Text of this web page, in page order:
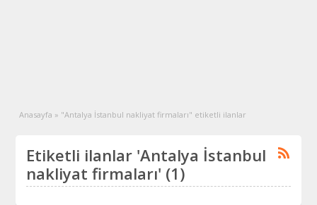
Anasayfa » "Antalya İstanbul nakliyat firmaları" etiketli ilanlar
Etiketli ilanlar 'Antalya İstanbul
nakliyat firmaları' (1)